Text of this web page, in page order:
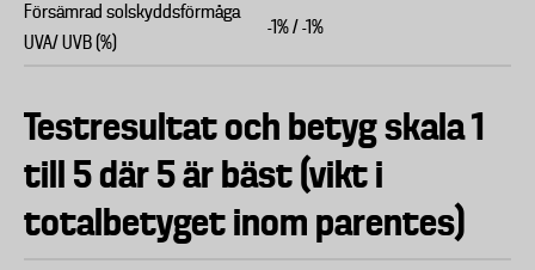
Försämrad solskyddsförmåga
UVA/ UVB (%)
-1% / -1%
Testresultat och betyg skala 1
till 5 där 5 är bäst (vikt i
totalbetyget inom parentes)